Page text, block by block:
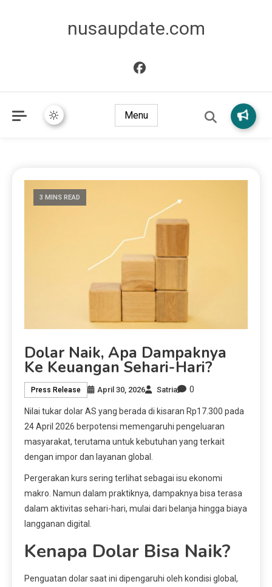
nusaupdate.com
Menu
3 MINS READ
Dolar Naik, Apa Dampaknya
Ke Keuangan Sehari-Hari?
Press Release April 30, 2026 Satria 0
Nilai tukar dolar AS yang berada di kisaran Rp17.300 pada
24 April 2026 berpotensi memengaruhi pengeluaran
masyarakat, terutama untuk kebutuhan yang terkait
dengan impor dan layanan global.
Pergerakan kurs sering terlihat sebagai isu ekonomi
makro. Namun dalam praktiknya, dampaknya bisa terasa
dalam aktivitas sehari-hari, mulai dari belanja hingga biaya
langganan digital.
Kenapa Dolar Bisa Naik?
Penguatan dolar saat ini dipengaruhi oleh kondisi global,